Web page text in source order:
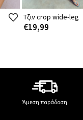
Τζιν crop wide-leg
€19,99
Άμεση παράδοση